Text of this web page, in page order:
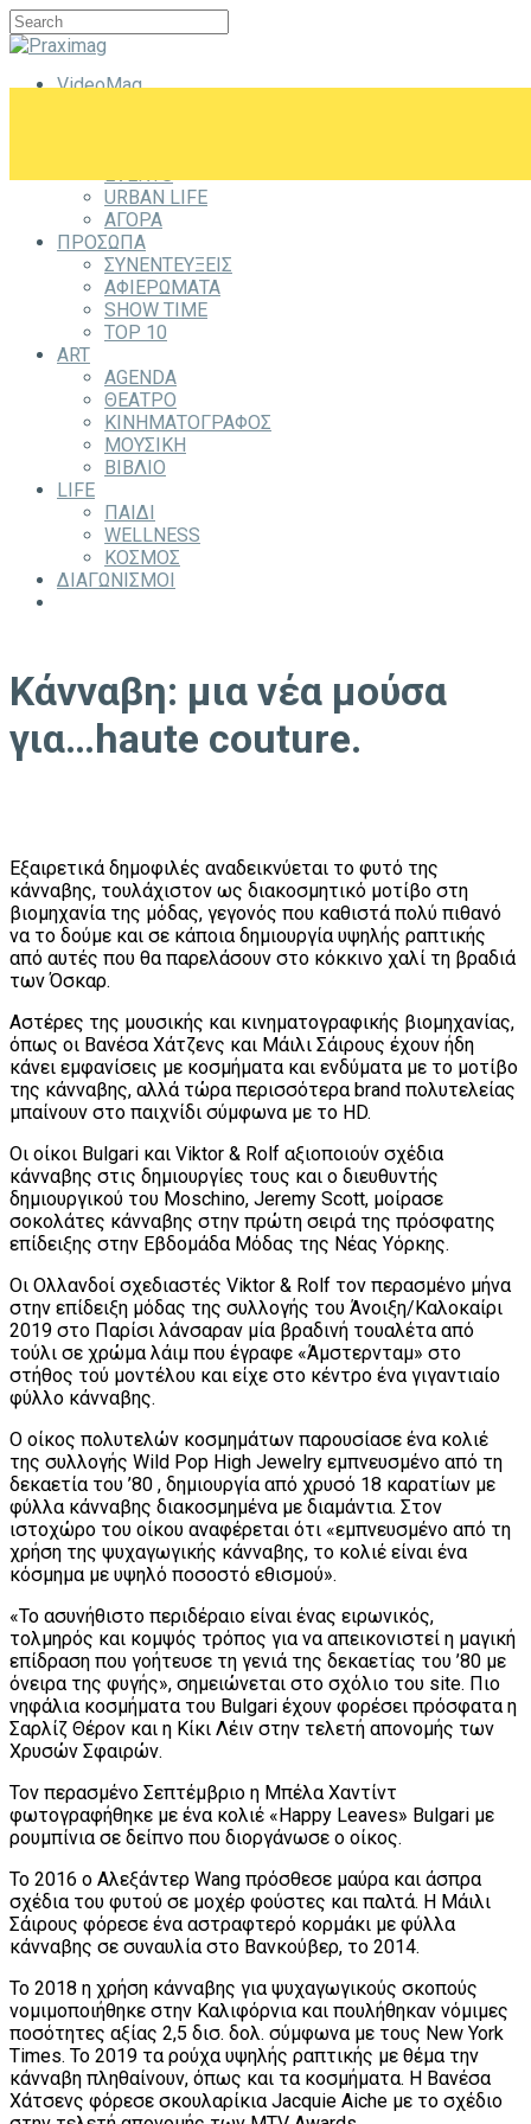
VideoMag
EVENTS
URBAN LIFE
ΑΓΟΡΑ
ΠΡΟΣΩΠΑ
ΣΥΝΕΝΤΕΥΞΕΙΣ
ΑΦΙΕΡΩΜΑΤΑ
SHOW TIME
TOP 10
ART
AGENDA
ΘΕΑΤΡΟ
ΚΙΝΗΜΑΤΟΓΡΑΦΟΣ
ΜΟΥΣΙΚΗ
ΒΙΒΛΙΟ
LIFE
ΠΑΙΔΙ
WELLNESS
ΚΟΣΜΟΣ
ΔΙΑΓΩΝΙΣΜΟΙ
Kάνναβη: μια νέα μούσα
για…haute couture.
Εξαιρετικά δημοφιλές αναδεικνύεται το φυτό της
κάνναβης, τουλάχιστον ως διακοσμητικό μοτίβο στη
βιομηχανία της μόδας, γεγονός που καθιστά πολύ πιθανό
να το δούμε και σε κάποια δημιουργία υψηλής ραπτικής
από αυτές που θα παρελάσουν στο κόκκινο χαλί τη βραδιά
των Όσκαρ.
Αστέρες της μουσικής και κινηματογραφικής βιομηχανίας,
όπως οι Βανέσα Χάτζενς και Μάιλι Σάιρους έχουν ήδη
κάνει εμφανίσεις με κοσμήματα και ενδύματα με το μοτίβο
της κάνναβης, αλλά τώρα περισσότερα brand πολυτελείας
μπαίνουν στο παιχνίδι σύμφωνα με το HD.
Οι οίκοι Bulgari και Viktor & Rolf αξιοποιούν σχέδια
κάνναβης στις δημιουργίες τους και ο διευθυντής
δημιουργικού του Moschino, Jeremy Scott, μοίρασε
σοκολάτες κάνναβης στην πρώτη σειρά της πρόσφατης
επίδειξης στην Εβδομάδα Μόδας της Νέας Υόρκης.
Οι Ολλανδοί σχεδιαστές Viktor & Rolf τον περασμένο μήνα
στην επίδειξη μόδας της συλλογής του Άνοιξη/Καλοκαίρι
2019 στο Παρίσι λάνσαραν μία βραδινή τουαλέτα από
τούλι σε χρώμα λάιμ που έγραφε «Άμστερνταμ» στο
στήθος τού μοντέλου και είχε στο κέντρο ένα γιγαντιαίο
φύλλο κάνναβης.
Ο οίκος πολυτελών κοσμημάτων παρουσίασε ένα κολιέ
της συλλογής Wild Pop High Jewelry εμπνευσμένο από τη
δεκαετία του ’80 , δημιουργία από χρυσό 18 καρατίων με
φύλλα κάνναβης διακοσμημένα με διαμάντια. Στον
ιστοχώρο του οίκου αναφέρεται ότι «εμπνευσμένο από τη
χρήση της ψυχαγωγικής κάνναβης, το κολιέ είναι ένα
κόσμημα με υψηλό ποσοστό εθισμού».
«Το ασυνήθιστο περιδέραιο είναι ένας ειρωνικός,
τολμηρός και κομψός τρόπος για να απεικονιστεί η μαγική
επίδραση που γοήτευσε τη γενιά της δεκαετίας του ’80 με
όνειρα της φυγής», σημειώνεται στο σχόλιο του site. Πιο
νηφάλια κοσμήματα του Bulgari έχουν φορέσει πρόσφατα η
Σαρλίζ Θέρον και η Κίκι Λέιν στην τελετή απονομής των
Χρυσών Σφαιρών.
Τον περασμένο Σεπτέμβριο η Μπέλα Χαντίντ
φωτογραφήθηκε με ένα κολιέ «Happy Leaves» Bulgari με
ρουμπίνια σε δείπνο που διοργάνωσε ο οίκος.
Το 2016 ο Αλεξάντερ Wang πρόσθεσε μαύρα και άσπρα
σχέδια του φυτού σε μοχέρ φούστες και παλτά. Η Μάιλι
Σάιρους φόρεσε ένα αστραφτερό κορμάκι με φύλλα
κάνναβης σε συναυλία στο Βανκούβερ, το 2014.
Το 2018 η χρήση κάνναβης για ψυχαγωγικούς σκοπούς
νομιμοποιήθηκε στην Καλιφόρνια και πουλήθηκαν νόμιμες
ποσότητες αξίας 2,5 δισ. δολ. σύμφωνα με τους New York
Times. Το 2019 τα ρούχα υψηλής ραπτικής με θέμα την
κάνναβη πληθαίνουν, όπως και τα κοσμήματα. Η Βανέσα
Χάτσενς φόρεσε σκουλαρίκια Jacquie Aiche με το σχέδιο